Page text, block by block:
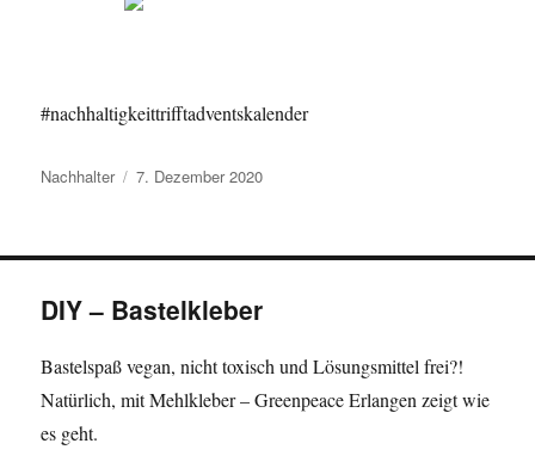
#nachhaltigkeittrifftadventskalender
Autor
Nachhalter
Veröffentlicht
7. Dezember 2020
DIY – Bastelkleber
Bastelspaß vegan, nicht toxisch und Lösungsmittel frei?!
Natürlich, mit Mehlkleber – Greenpeace Erlangen zeigt wie
es geht.